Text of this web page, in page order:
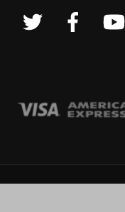
Twitter Facebook